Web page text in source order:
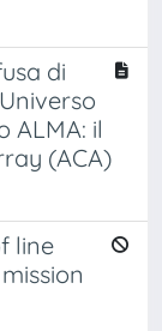
di
ALMA: il
(ACA)
line